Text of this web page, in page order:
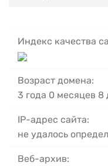
Индекс качества
Возраст домена:
3 года 0 месяцев 8
IP-адрес сайта:
не удалось
Веб-архив: